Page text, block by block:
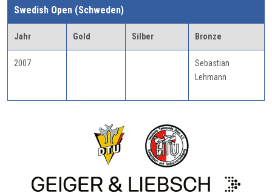
Swedish Open (Schweden)
Jahr Gold Silber Bronze
2007
Sebastian
Lehmann